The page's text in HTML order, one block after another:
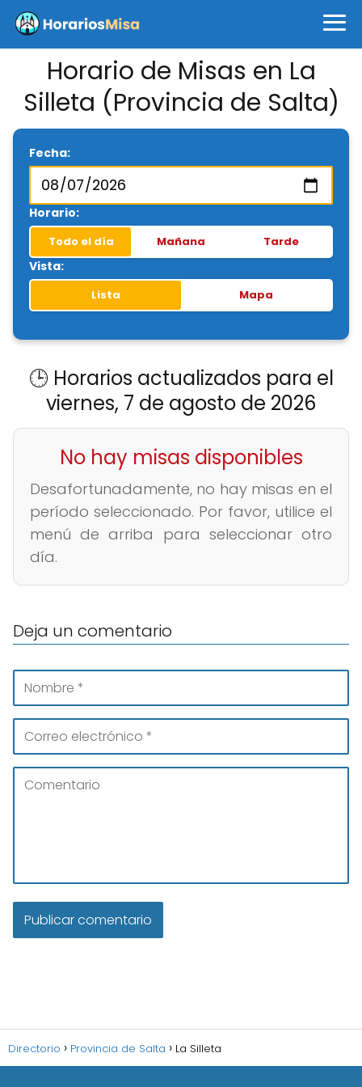
Horario de Misas en La
Silleta (Provincia de Salta)
Fecha:
Horario:
Todo el día Mañana Tarde
Vista:
Lista Mapa
🕒 Horarios actualizados para el
viernes, 7 de agosto de 2026
No hay misas disponibles
Desafortunadamente, no hay misas en el
período seleccionado. Por favor, utilice el
menú de arriba para seleccionar otro
día.
Deja un comentario
Directorio Provincia de Salta La Silleta